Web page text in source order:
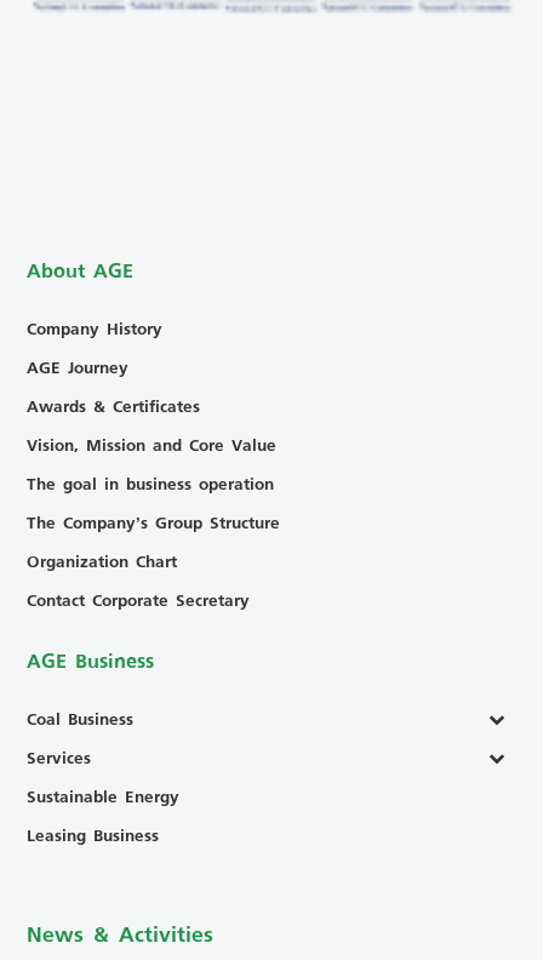
About AGE
Company History
AGE Journey
Awards & Certificates
Vision, Mission and Core Value
The goal in business operation
The Company’s Group Structure
Organization Chart
Contact Corporate Secretary
AGE Business
Coal Business
Services
Sustainable Energy
Leasing Business
News & Activities